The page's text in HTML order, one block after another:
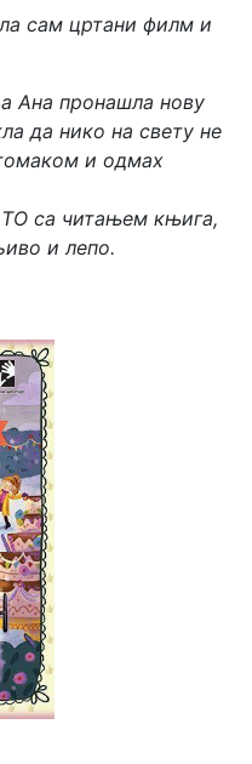
сам цртани филм и
Ана пронашла нову
да нико на свету не
и одмах
ТО са читањем књигa,
и лепо.